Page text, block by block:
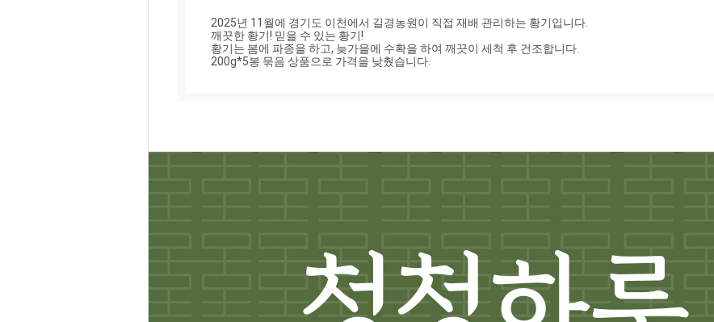
2025년 11월에 경기도 이천에서 길경농원이 직접 재배 관리하는 황기입니다.
깨끗한 황기! 믿을 수 있는 황기!
황기는 봄에 파종을 하고, 늦가을에 수확을 하여 깨끗이 세척 후 건조합니다.
200g*5봉 묶음 상품으로 가격을 낮췄습니다.